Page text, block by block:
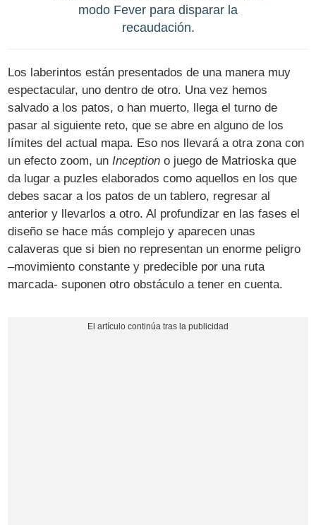
modo Fever para disparar la
recaudación.
Los laberintos están presentados de una manera muy
espectacular, uno dentro de otro. Una vez hemos
salvado a los patos, o han muerto, llega el turno de
pasar al siguiente reto, que se abre en alguno de los
límites del actual mapa. Eso nos llevará a otra zona con
un efecto zoom, unInception o juego de Matrioska que
da lugar a puzles elaborados como aquellos en los que
debes sacar a los patos de un tablero, regresar al
anterior y llevarlos a otro. Al profundizar en las fases el
diseño se hace más complejo y aparecen unas
calaveras que si bien no representan un enorme peligro
–movimiento constante y predecible por una ruta
marcada- suponen otro obstáculo a tener en cuenta.